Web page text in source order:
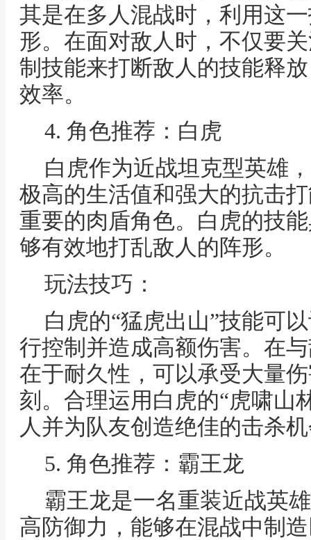
其是在多人混战时，利用这
形。在面对敌人时，不仅要
制技能来打断敌人的技能释
效率。
4. 角色推荐：白虎
白虎作为近战坦克型英雄
极高的生活值和强大的抗击
重要的肉盾角色。白虎的技
够有效地打乱敌人的阵形。
玩法技巧：
白虎的“猛虎出山”技能可
行控制并造成高额伤害。在
在于耐久性，可以承受大量
刻。合理运用白虎的“虎啸山
人并为队友创造绝佳的击杀
5. 角色推荐：霸王龙
霸王龙是一名重装近战英
高防御力，能够在混战中制